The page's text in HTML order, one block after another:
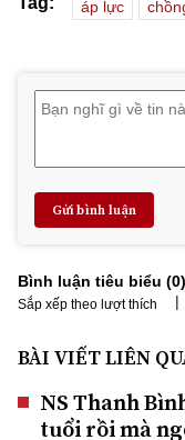
áp lực
Gửi bình luận
Bình luận tiêu biểu (0)
Sắp xếp theo lượt thích |
BÀI VIẾT LIÊN
NS Thanh
tuổi rồi mà